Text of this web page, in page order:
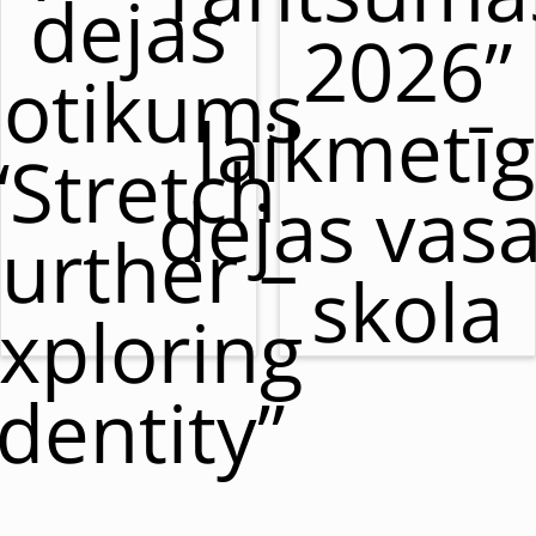
dejas
–
2026”
dejas
skola